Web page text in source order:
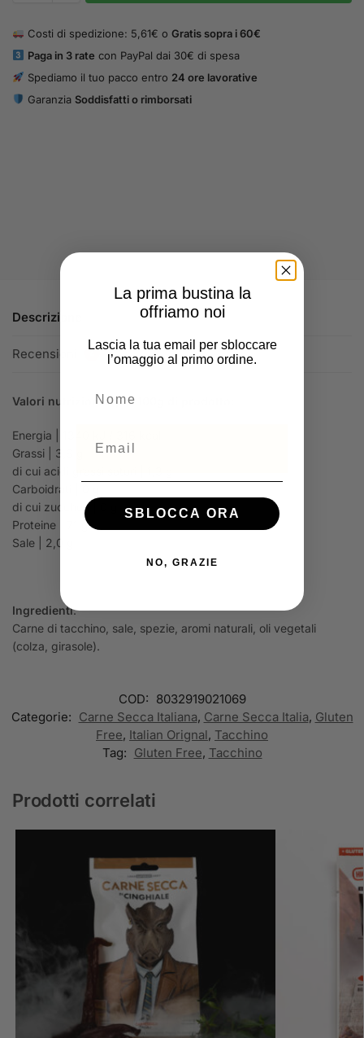
Costi di spedizione: 5,61€ o Gratis sopra i 60€
Paga in 3 rate con PayPal dai 30€ di spesa
Spediamo il tuo pacco entro 24 ore lavorative
Garanzia Soddisfatti o rimborsati
Descrizione
Recensioni
Valori nutrizionali per 100g di prodotto:
Energia | 1340 kJ / 316 kcal
Grassi | 3,6 g
di cui acidi grassi saturi | 1,3 g
Carboidrati | 0 g
di cui zuccheri | 0 g
Proteine | 71 g
Sale | 2,0 g
Ingredienti:
Carne di tacchino, sale, spezie, aromi naturali, oli vegetali
(colza, girasole).
COD: 8032919021069
Categorie: Carne Secca Italiana, Carne Secca Italia, Gluten
Free, Italian Orignal, Tacchino
Tag: Gluten Free, Tacchino
Prodotti correlati
La prima bustina la
offriamo noi
Lascia la tua email per sbloccare
l’omaggio al primo ordine.
SBLOCCA ORA
NO, GRAZIE